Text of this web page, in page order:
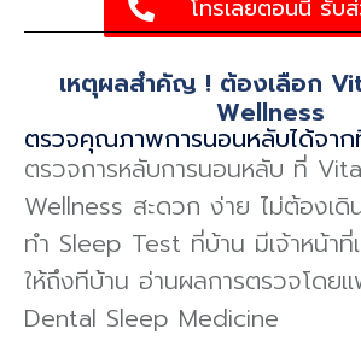
โทรเลยตอนนี้ รับ
เหตุผลสำคัญ ! ต้องเลือก
Wellness
ตรวจคุณภาพการนอนหลับได้จาก
ตรวจการหลับการนอนหลับ ที่
Wellness สะดวก ง่าย ไม่ต้องเดิ
ทำ Sleep Test ที่บ้าน มีเจ้าหน้า
ให้ถึงทีบ้าน อ่านผลการตรวจโดยแ
Dental Sleep Medicine